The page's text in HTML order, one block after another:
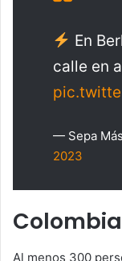
En
calle en
— Sepa
2023
Colombia
Al menos 300